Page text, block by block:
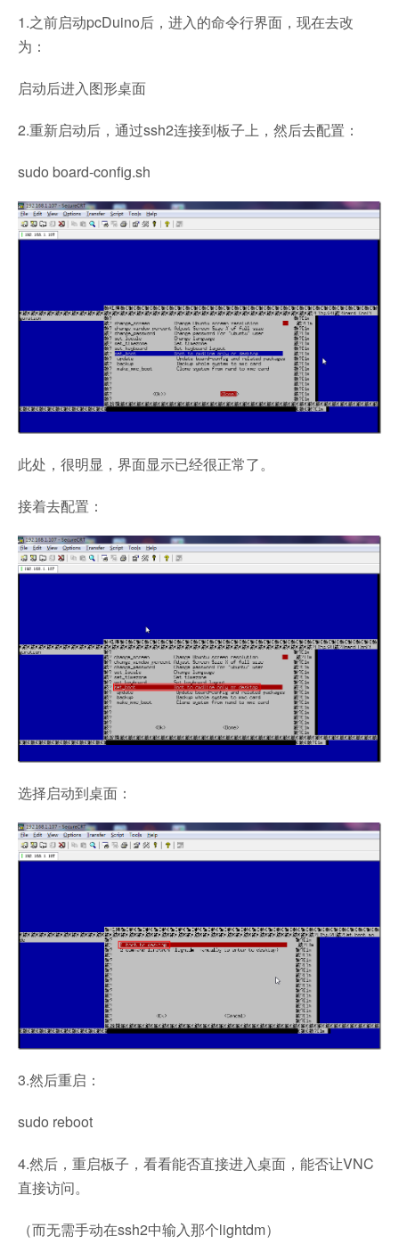
1.之前启动pcDuino后，进入的命令行界面，现在去改
为：
启动后进入图形桌面
2.重新启动后，通过ssh2连接到板子上，然后去配置：
sudo board-config.sh
此处，很明显，界面显示已经很正常了。
接着去配置：
选择启动到桌面：
3.然后重启：
sudo reboot
4.然后，重启板子，看看能否直接进入桌面，能否让VNC
直接访问。
（而无需手动在ssh2中输入那个lightdm）